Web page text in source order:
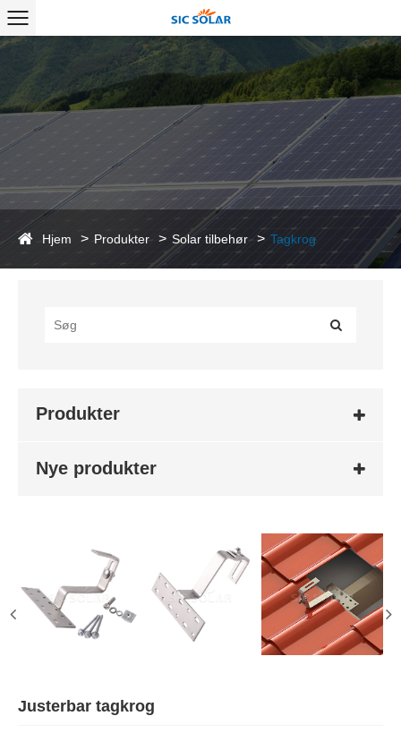
Hjem Produkter Solar tilbehør Tagkrog
Produkter
Nye produkter
Justerbar tagkrog